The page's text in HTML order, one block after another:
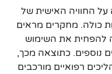
החוויה האישית של
כולה. מחקרים מראים
להפחית את השימוש
נוספים. כתוצאה מכך,
רפואיים מורכבים